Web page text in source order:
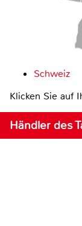
Schweiz
Klicken Sie auf
Händler des